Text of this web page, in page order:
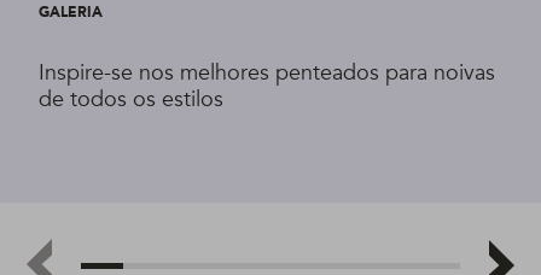
GALERIA
Inspire-se nos melhores penteados para noivas
de todos os estilos